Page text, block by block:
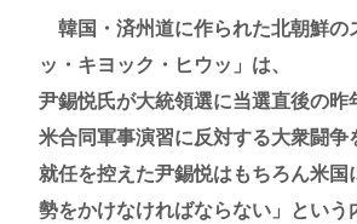
韓国・済州道に作られた北朝鮮の
ッ・キヨック・ヒウッ」は、
尹錫悦氏が大統領選に当選直後の昨
米合同軍事演習に反対する大衆闘争
就任を控えた尹錫悦はもちろん米国
勢をかけなければならない」という